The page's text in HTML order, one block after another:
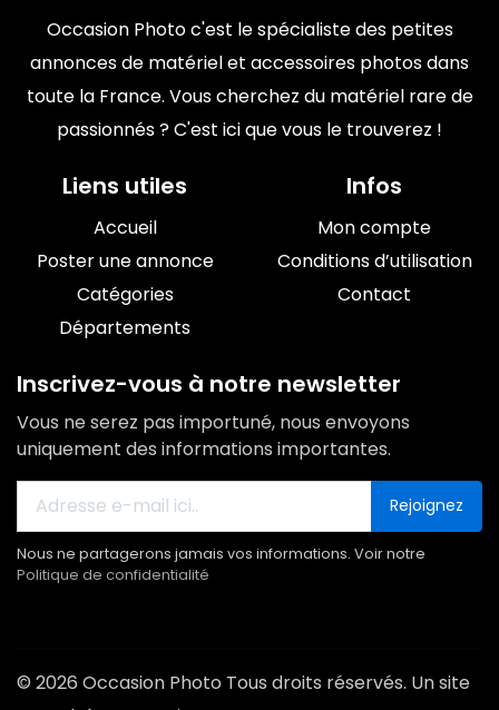
Occasion Photo c'est le spécialiste des petites
annonces de matériel et accessoires photos dans
toute la France. Vous cherchez du matériel rare de
passionnés ? C'est ici que vous le trouverez !
Liens utiles
Accueil
Poster une annonce
Catégories
Départements
Infos
Mon compte
Conditions d’utilisation
Contact
Inscrivez-vous à notre newsletter
Vous ne serez pas importuné, nous envoyons
uniquement des informations importantes.
Rejoignez
Nous ne partagerons jamais vos informations. Voir notre
Politique de confidentialité
© 2026 Occasion Photo Tous droits réservés. Un site